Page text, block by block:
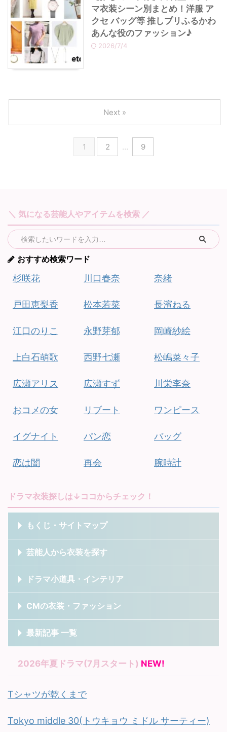
マ衣装シーン別まとめ！洋服 ア
クセ バッグ等 推しプリふるかわ
あんな役のファッション♪
2026/7/4
1 2 … 9
Next »
＼ 気になる芸能人やアイテムを検索 ／
おすすめ検索ワード
杉咲花
戸田恵梨香
江口のりこ
上白石萌歌
広瀬アリス
おコメの女
イグナイト
恋は闇
川口春奈
松本若菜
永野芽郁
西野七瀬
広瀬すず
リブート
パン恋
再会
奈緒
長濱ねる
岡崎紗絵
松嶋菜々子
川栄李奈
ワンピース
バッグ
腕時計
ドラマ衣装探しは↓ココからチェック！
もくじ・サイトマップ
芸能人から衣装を探す
ドラマ小道具・インテリア
CMの衣装・ファッション
最新記事 一覧
2026年夏ドラマ(7月スタート) NEW!
Tシャツが乾くまで
Tokyo middle 30(トウキョウ ミドル サーティー)